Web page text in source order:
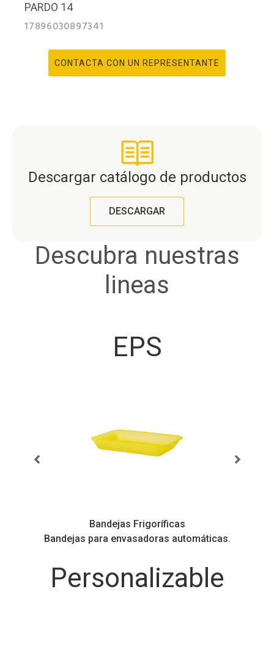
PARDO 14
17896030897341
CONTACTA CON UN REPRESENTANTE
Descargar catálogo de productos
DESCARGAR
Descubra nuestras
lineas
EPS
Bandejas Frigoríficas
Bandejas para envasadoras automáticas.
Personalizable